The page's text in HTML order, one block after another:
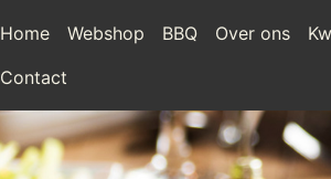
Home Webshop BBQ Over ons
Contact